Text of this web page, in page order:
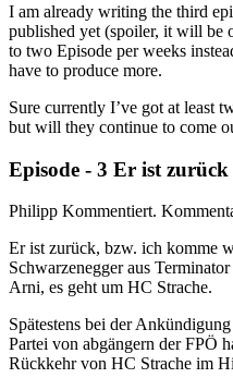
I am already writing the third
published yet (spoiler, it will be
to two Episode per weeks
have to produce more.
Sure currently I’ve got at least
but will they continue to come
Episode - 3 Er ist zurück
Philipp Kommentiert.
Er ist zurück, bzw. ich komme
Schwarzenegger aus
Arni, es geht um HC Strache.
Spätestens bei der
Partei von abgängern der FPÖ
Rückkehr von HC Strache im